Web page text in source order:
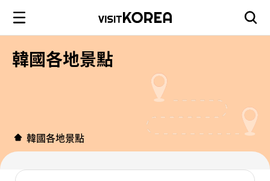
韓國各地景點
韓國各地景點